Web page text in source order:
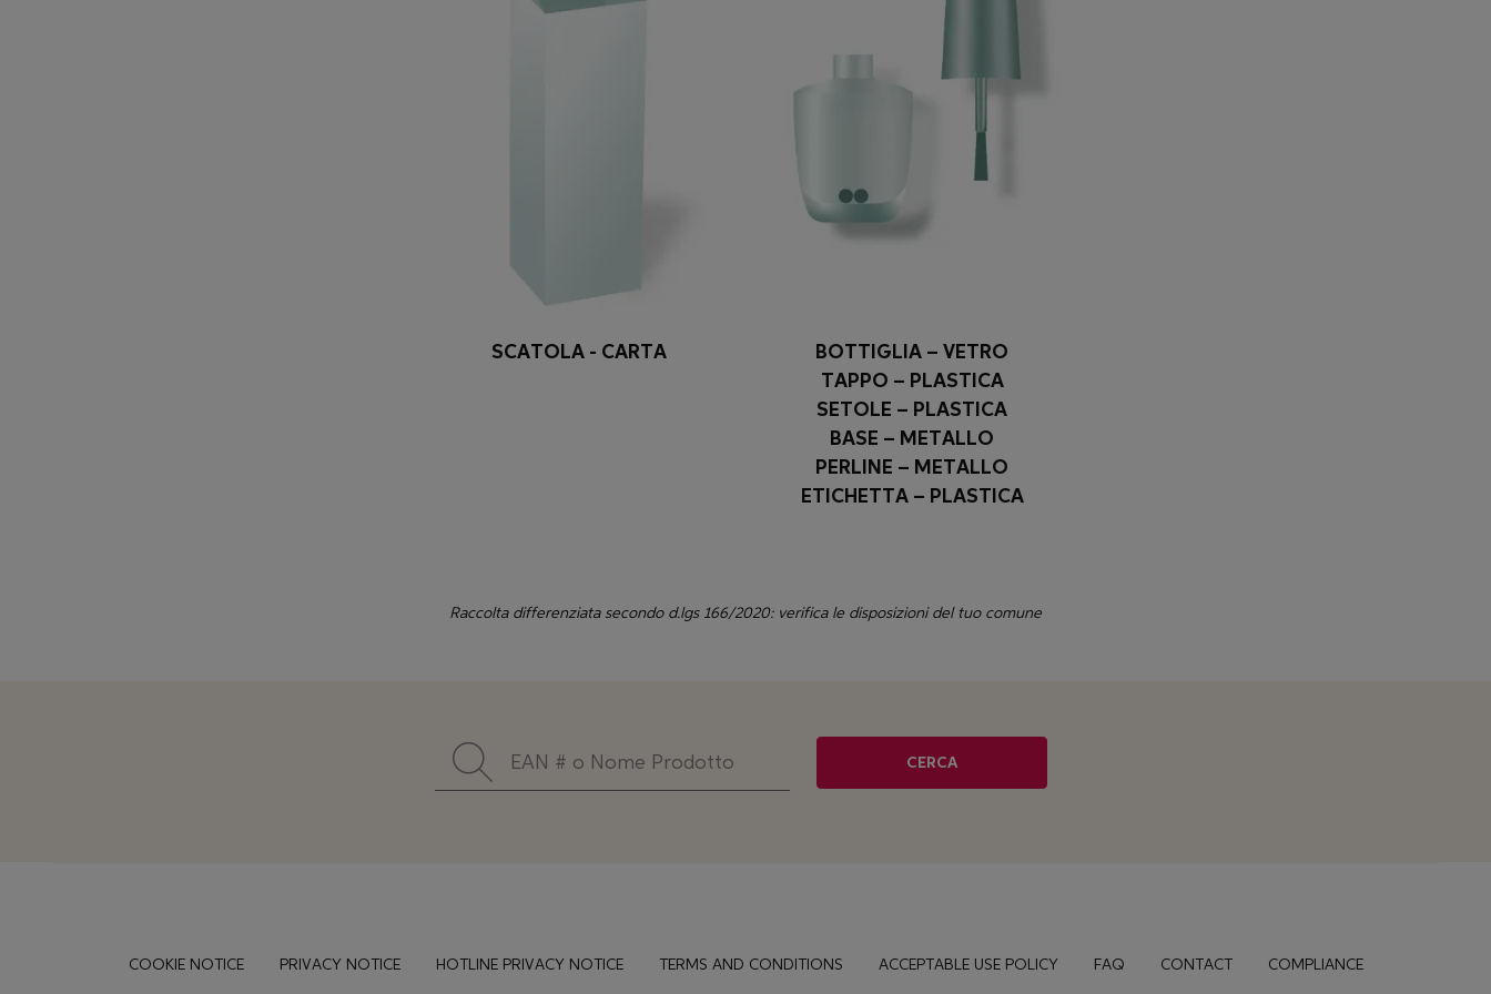
SCATOLA - CARTA
BOTTIGLIA – VETRO
TAPPO – PLASTICA
SETOLE – PLASTICA
BASE – METALLO
PERLINE – METALLO
ETICHETTA – PLASTICA
Raccolta differenziata secondo d.lgs 166/2020: verifica le disposizioni del tuo comune
CERCA
FooterCOOKIE NOTICE PRIVACY NOTICE HOTLINE PRIVACY NOTICE TERMS AND CONDITIONS ACCEPTABLE USE POLICY FAQ CONTACT COMPLIANCE